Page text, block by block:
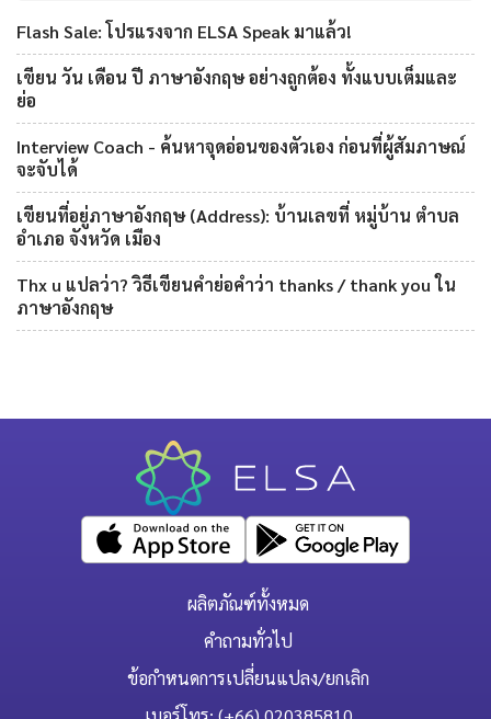
Flash Sale: โปรแรงจาก ELSA Speak มาแล้ว!
เขียน วัน เดือน ปี ภาษาอังกฤษ อย่างถูกต้อง ทั้งแบบเต็มและ
ย่อ
Interview Coach - ค้นหาจุดอ่อนของตัวเอง ก่อนที่ผู้สัมภาษณ์
จะจับได้
เขียนที่อยู่ภาษาอังกฤษ (Address): บ้านเลขที่ หมู่บ้าน ตำบล
อำเภอ จังหวัด เมือง
Thx u แปลว่า? วิธีเขียนคำย่อคำว่า thanks / thank you ใน
ภาษาอังกฤษ
ผลิตภัณฑ์ทั้งหมด
คำถามทั่วไป
ข้อกำหนดการเปลี่ยนแปลง/ยกเลิก